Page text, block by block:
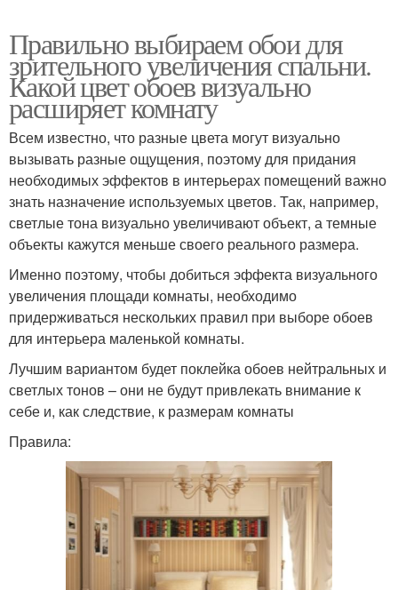
Правильно выбираем обои для
зрительного увеличения спальни.
Какой цвет обоев визуально
расширяет комнату
Всем известно, что разные цвета могут визуально
вызывать разные ощущения, поэтому для придания
необходимых эффектов в интерьерах помещений важно
знать назначение используемых цветов. Так, например,
светлые тона визуально увеличивают объект, а темные
объекты кажутся меньше своего реального размера.
Именно поэтому, чтобы добиться эффекта визуального
увеличения площади комнаты, необходимо
придерживаться нескольких правил при выборе обоев
для интерьера маленькой комнаты.
Лучшим вариантом будет поклейка обоев нейтральных и
светлых тонов – они не будут привлекать внимание к
себе и, как следствие, к размерам комнаты
Правила: